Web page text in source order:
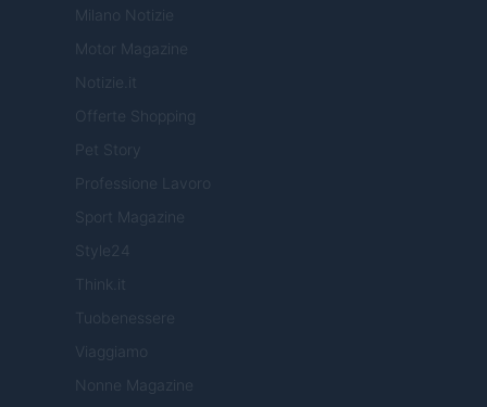
Milano Notizie
Motor Magazine
Notizie.it
Offerte Shopping
Pet Story
Professione Lavoro
Sport Magazine
Style24
Think.it
Tuobenessere
Viaggiamo
Nonne Magazine